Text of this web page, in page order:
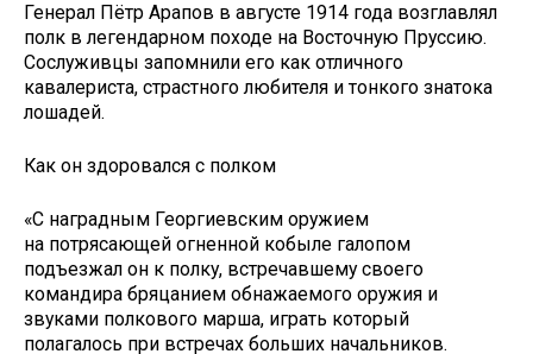
Генерал Пётр Арапов в августе 1914 года возглавлял
полк в легендарном походе на Восточную Пруссию.
Сослуживцы запомнили его как отличного
кавалериста, страстного любителя и тонкого знатока
лошадей.
Как он здоровался с полком
«C наградным Георгиевским оружием
на потрясающей огненной кобыле галопом
подъезжал он к полку, встречавшему своего
командира бряцанием обнажаемого оружия и
звуками полкового марша, играть который
полагалось при встречах больших начальников.